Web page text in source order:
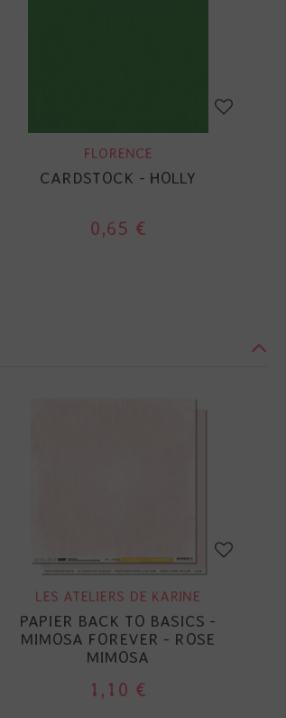
FLORENCE
CARDSTOCK - HOLLY
0,65 €
LES ATELIERS DE KARINE
PAPIER BACK TO BASICS -
MIMOSA FOREVER - ROSE
MIMOSA
1,10 €